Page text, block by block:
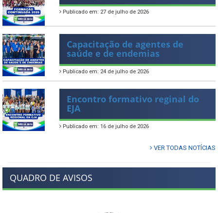
Publicado em: 27 de julho de 2026
Capacitação de agentes de
saúde e de endemias
Publicado em: 24 de julho de 2026
Encontro formativo reginal do
EJA
Publicado em: 16 de julho de 2026
VER TODAS NOTÍCIAS
QUADRO DE AVISOS